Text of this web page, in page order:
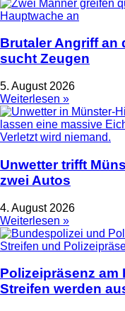
Brutaler Angriff an
sucht Zeugen
5. August 2026
Weiterlesen »
Unwetter trifft
zwei Autos
4. August 2026
Weiterlesen »
Polizeipräsenz am
Streifen werden